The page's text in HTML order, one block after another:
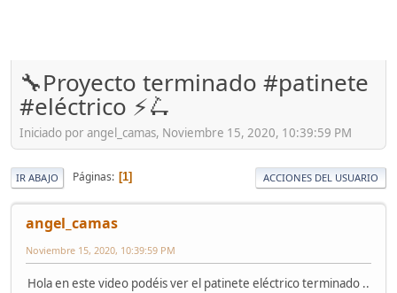
🔧Proyecto terminado #patinete
#eléctrico ⚡🛴
Iniciado por angel_camas, Noviembre 15, 2020, 10:39:59 PM
IR ABAJO Páginas 1 ACCIONES DEL USUARIO
angel_camas
Noviembre 15, 2020, 10:39:59 PM
Hola en este video podéis ver el patinete eléctrico terminado ..